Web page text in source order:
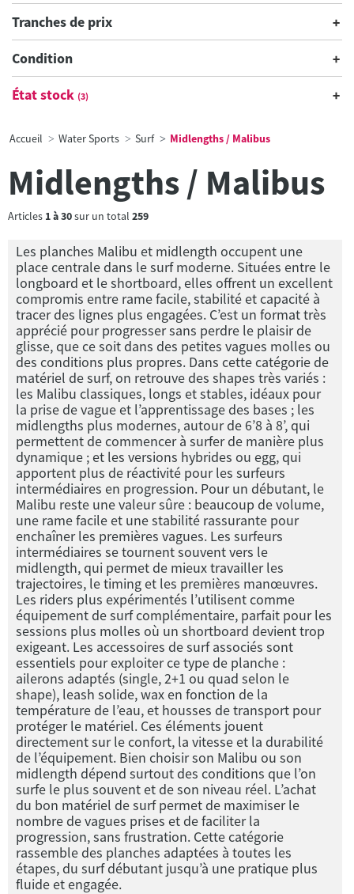
Tranches de prix
Condition
État stock (3)
Accueil Water Sports Surf Midlengths / Malibus
Midlengths / Malibus
Articles 1à30sur un total 259
Les planches Malibu et midlength occupent une
place centrale dans le surf moderne. Situées entre le
longboard et le shortboard, elles offrent un excellent
compromis entre rame facile, stabilité et capacité à
tracer des lignes plus engagées. C’est un format très
apprécié pour progresser sans perdre le plaisir de
glisse, que ce soit dans des petites vagues molles ou
des conditions plus propres. Dans cette catégorie de
matériel de surf, on retrouve des shapes très variés :
les Malibu classiques, longs et stables, idéaux pour
la prise de vague et l’apprentissage des bases ; les
midlengths plus modernes, autour de 6’8 à 8’, qui
permettent de commencer à surfer de manière plus
dynamique ; et les versions hybrides ou egg, qui
apportent plus de réactivité pour les surfeurs
intermédiaires en progression. Pour un débutant, le
Malibu reste une valeur sûre : beaucoup de volume,
une rame facile et une stabilité rassurante pour
enchaîner les premières vagues. Les surfeurs
intermédiaires se tournent souvent vers le
midlength, qui permet de mieux travailler les
trajectoires, le timing et les premières manœuvres.
Les riders plus expérimentés l’utilisent comme
équipement de surf complémentaire, parfait pour les
sessions plus molles où un shortboard devient trop
exigeant. Les accessoires de surf associés sont
essentiels pour exploiter ce type de planche :
ailerons adaptés (single, 2+1 ou quad selon le
shape), leash solide, wax en fonction de la
température de l’eau, et housses de transport pour
protéger le matériel. Ces éléments jouent
directement sur le confort, la vitesse et la durabilité
de l’équipement. Bien choisir son Malibu ou son
midlength dépend surtout des conditions que l’on
surfe le plus souvent et de son niveau réel. L’achat
du bon matériel de surf permet de maximiser le
nombre de vagues prises et de faciliter la
progression, sans frustration. Cette catégorie
rassemble des planches adaptées à toutes les
étapes, du surf débutant jusqu’à une pratique plus
fluide et engagée.